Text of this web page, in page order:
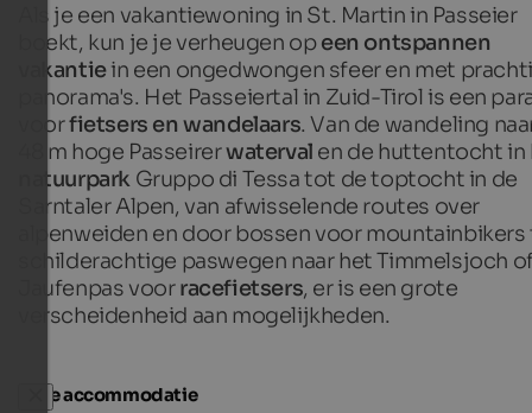
Als je een vakantiewoning in St. Martin in Passeier
boekt, kun je je verheugen opeen ontspannen
vakantiein een ongedwongen sfeer en met
panorama's. Het Passeiertal in Zuid-Tirol is een
voorfietsers en wandelaars. Van de wandeling
48 m hoge Passeirerwaterval en de huttentocht in
natuurpark Gruppo di Tessa tot de toptocht in de
Sarntaler Alpen, van afwisselende routes over
alpenweiden en door bossen voor
schilderachtige paswegen naar het Timmelsjoch
Jaufenpas voorracefietsers, er is een grote
verscheidenheid aan mogelijkheden.
Type accommodatie